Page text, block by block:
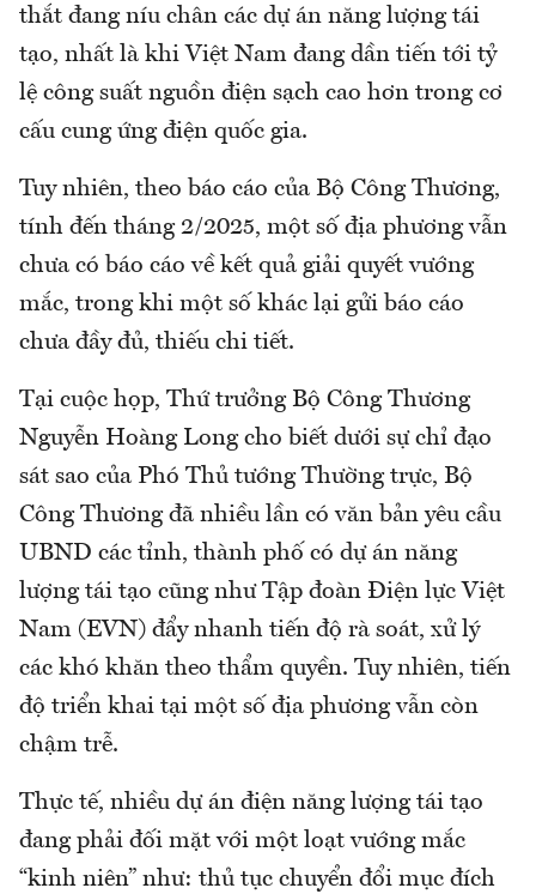
thắt đang níu chân các dự án năng lượng tái
tạo, nhất là khi Việt Nam đang dần tiến tới tỷ
lệ công suất nguồn điện sạch cao hơn trong cơ
cấu cung ứng điện quốc gia.
Tuy nhiên, theo báo cáo của Bộ Công Thương,
tính đến tháng 2/2025, một số địa phương vẫn
chưa có báo cáo về kết quả giải quyết vướng
mắc, trong khi một số khác lại gửi báo cáo
chưa đầy đủ, thiếu chi tiết.
Tại cuộc họp, Thứ trưởng Bộ Công Thương
Nguyễn Hoàng Long cho biết dưới sự chỉ đạo
sát sao của Phó Thủ tướng Thường trực, Bộ
Công Thương đã nhiều lần có văn bản yêu cầu
UBND các tỉnh, thành phố có dự án năng
lượng tái tạo cũng như Tập đoàn Điện lực Việt
Nam (EVN) đẩy nhanh tiến độ rà soát, xử lý
các khó khăn theo thẩm quyền. Tuy nhiên, tiến
độ triển khai tại một số địa phương vẫn còn
chậm trễ.
Thực tế, nhiều dự án điện năng lượng tái tạo
đang phải đối mặt với một loạt vướng mắc
“kinh niên” như: thủ tục chuyển đổi mục đích